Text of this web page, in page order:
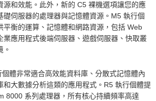
源和效能。此外，新的 C5 裸機選項讓您的應
礎伺服器的處理器與記憶體資源。M5 執行個
平衡的運算、記憶體和網路資源，包括 Web
業應用程式後端伺服器、遊戲伺服器、快取叢
體非常適合高效能資料庫、分散式記憶體內
和大數據分析這類的應用程式。R5 執行個體提
8000 系列處理器，所有核心持續頻率高達